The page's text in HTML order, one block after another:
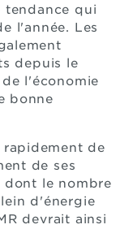
tendance qui
l'année. Les
depuis le
l'économie
bonne
rapidement de
de ses
dont le nombre
d'énergie
devrait ainsi